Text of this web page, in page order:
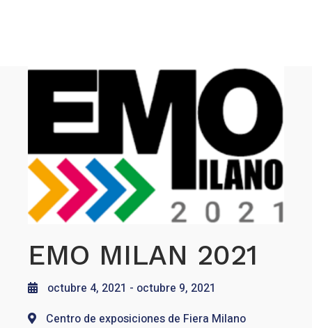
EMO MILAN 2021
octubre 4, 2021 - octubre 9, 2021
Centro de exposiciones de Fiera Milano